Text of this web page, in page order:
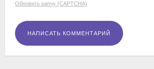
Обновить капчу (CAPTCHA)